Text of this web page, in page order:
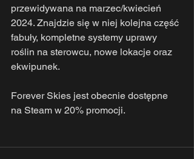
przewidywana na marzec/kwiecień
2024. Znajdzie się w niej kolejna część
fabuły, kompletne systemy uprawy
roślin na sterowcu, nowe lokacje oraz
ekwipunek.
Forever Skies jest obecnie dostępne
na Steam w 20% promocji.